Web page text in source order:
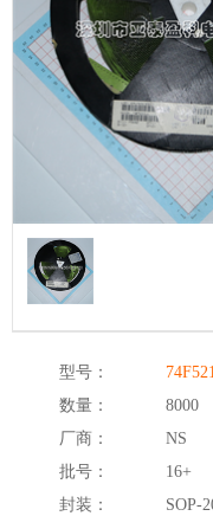
型号：
数量：
8000
厂商：
NS
批号：
16+
封装：
SOP-